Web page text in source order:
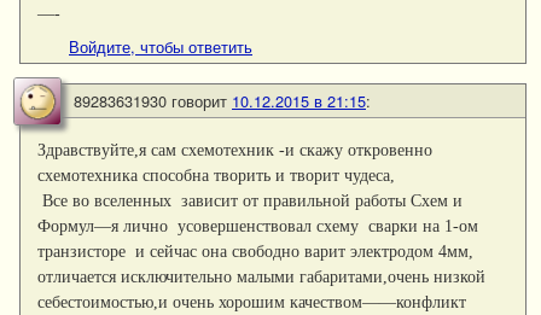
—-
Войдите, чтобы ответить
89283631930 говорит 10.12.2015 в 21:15:
Здравствуйте,я сам схемотехник -и скажу откровенно
схемотехника способна творить и творит чудеса,
Все во вселенных зависит от правильной работы Схем и
Формул—я лично усовершенствовал схему сварки на 1-ом
транзисторе и сейчас она свободно варит электродом 4мм,
отличается исключительно малыми габаритами,очень низкой
себестоимостью,и очень хорошим качеством——конфликт